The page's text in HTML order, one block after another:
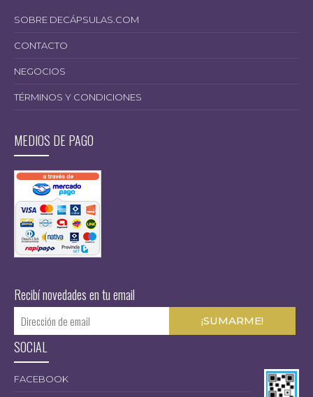
SOBRE DECÁPSULAS.COM
CONTACTO
NEGOCIOS
TÉRMINOS Y CONDICIONES
MEDIOS DE PAGO
Recibí novedades en tu email
SOCIAL
FACEBOOK